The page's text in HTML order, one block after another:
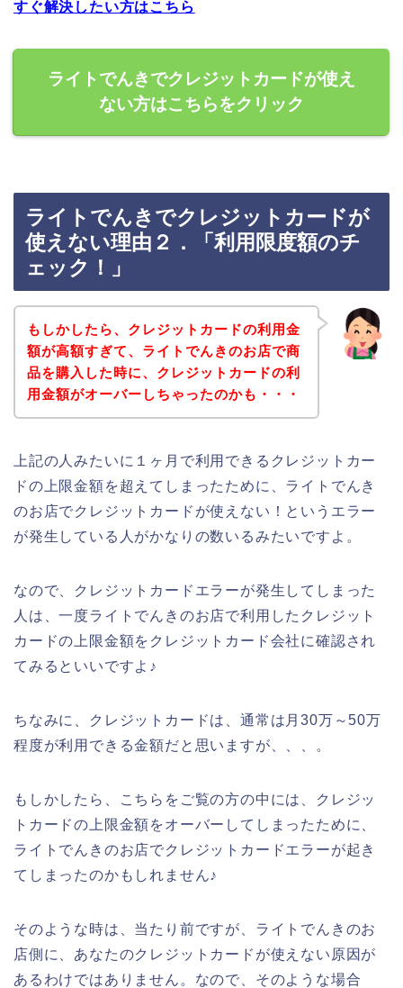
すぐ解決したい方はこちら
ライトでんきでクレジットカードが使え
ない方はこちらをクリック
ライトでんきでクレジットカードが
使えない理由２．「利用限度額のチ
ェック！」
もしかしたら、クレジットカードの利用金
額が高額すぎて、ライトでんきのお店で商
品を購入した時に、クレジットカードの利
用金額がオーバーしちゃったのかも・・・
上記の人みたいに１ヶ月で利用できるクレジットカー
ドの上限金額を超えてしまったために、ライトでんき
のお店でクレジットカードが使えない！というエラー
が発生している人がかなりの数いるみたいですよ。
なので、クレジットカードエラーが発生してしまった
人は、一度ライトでんきのお店で利用したクレジット
カードの上限金額をクレジットカード会社に確認され
てみるといいですよ♪
ちなみに、クレジットカードは、通常は月30万～50万
程度が利用できる金額だと思いますが、、、。
もしかしたら、こちらをご覧の方の中には、クレジッ
トカードの上限金額をオーバーしてしまったために、
ライトでんきのお店でクレジットカードエラーが起き
てしまったのかもしれません♪
そのような時は、当たり前ですが、ライトでんきのお
店側に、あなたのクレジットカードが使えない原因が
あるわけではありません。なので、そのような場合